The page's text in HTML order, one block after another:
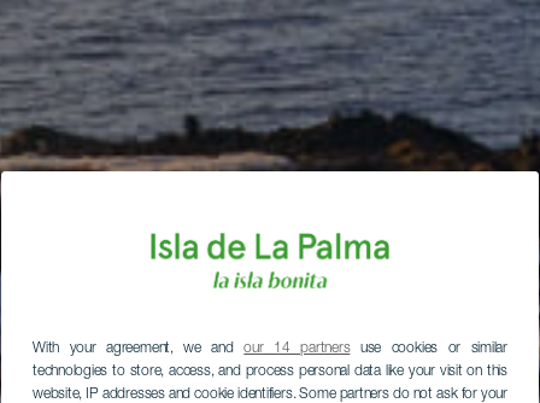
With your agreement, we andour 14 partnersuse cookies or similar
technologies to store, access, and process personal data like your visit on this
website, IP addresses and cookie identifiers. Some partners do not ask for your